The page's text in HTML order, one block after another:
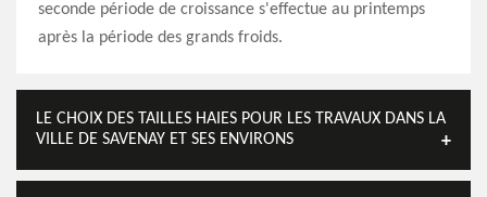
seconde période de croissance s'effectue au printemps
après la période des grands froids.
LE CHOIX DES TAILLES HAIES POUR LES TRAVAUX DANS LA
VILLE DE SAVENAY ET SES ENVIRONS